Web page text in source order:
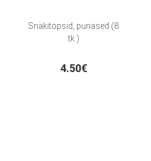
Snäkitopsid, punased (8
tk.)
4.50€